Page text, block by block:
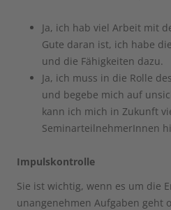
Ja, ich hab viel Arbeit mit
Gute daran ist, ich habe
und die Fähigkeiten dazu.
Ja, ich muss in die Rolle
und begebe mich auf
kann ich mich in Zukunft
SeminarteilnehmerInnen
Impulskontrolle
Sie ist wichtig, wenn es um die
unangenehmen Aufgaben geht